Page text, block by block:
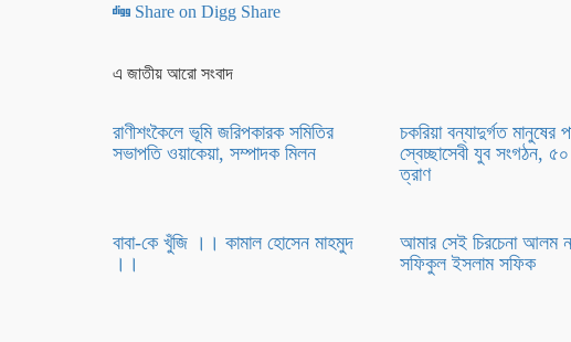
Share on Digg Share
এ জাতীয় আরো সংবাদ
রাণীশংকৈলে ভূমি জরিপকারক সমিতির
সভাপতি ওয়াকেয়া, সম্পাদক মিলন
চকরিয়া বন্যাদুর্গত মানুষের
স্বেচ্ছাসেবী যুব সংগঠন,
ত্রাণ
বাবা-কে খুঁজি ।। কামাল হোসেন মাহমুদ
।।
আমার সেই চিরচেনা আলম
সফিকুল ইসলাম সফিক